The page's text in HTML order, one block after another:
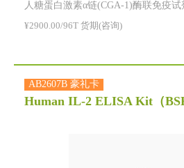
人糖蛋白激素α链(CGA-1)酶联免疫试
¥2900.00/96T 货期(咨询)
AB2607B 豪礼卡
Human IL-2 ELISA Kit （